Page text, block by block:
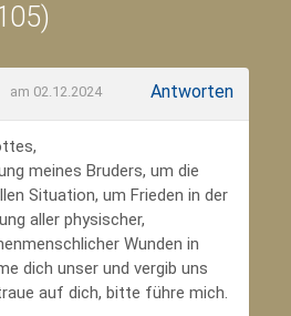
am 02.12.2024 Antworten
meines Bruders, um die
Situation, um Frieden in der
aller physischer,
Wunden in
dich unser und vergib uns
auf dich, bitte führe mich.